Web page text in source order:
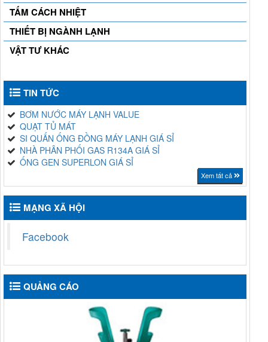
TẤM CÁCH NHIỆT
THIẾT BỊ NGÀNH LẠNH
VẬT TƯ KHÁC
TIN TỨC
BƠM NƯỚC MÁY LẠNH VALUE
QUẠT TỦ MÁT
SI QUẤN ỐNG ĐỒNG MÁY LẠNH GIÁ SỈ
NHÀ PHÂN PHỐI GAS R134A GIÁ SỈ
ỐNG GEN SUPERLON GIÁ SỈ
Xem tất cả
MẠNG XÃ HỘI
Facebook
QUẢNG CÁO